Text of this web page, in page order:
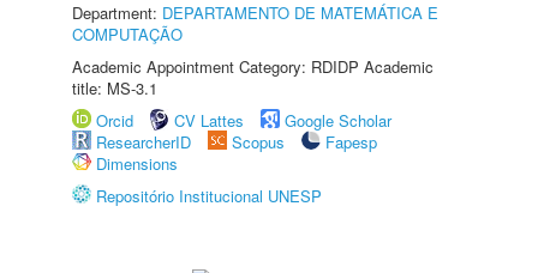
Department: DEPARTAMENTO DE MATEMÁTICA E
COMPUTAÇÃO
Academic Appointment Category: RDIDP Academic
title: MS-3.1
Orcid
CV Lattes
Google Scholar
ResearcherID
Scopus
Fapesp
Dimensions
Repositório Institucional UNESP